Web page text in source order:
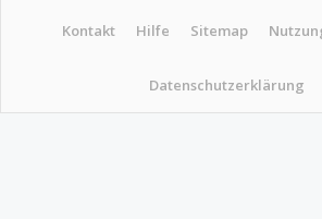
Kontakt Hilfe Sitemap
Datenschutzerklärung